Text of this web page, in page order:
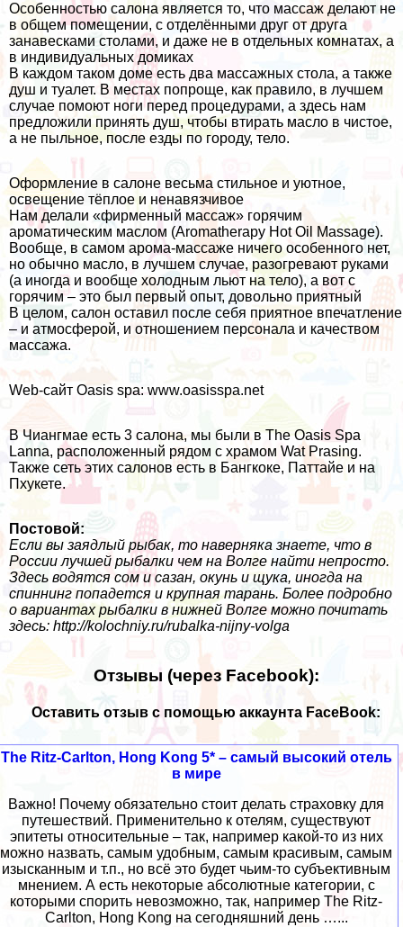
Особенностью салона является то, что массаж делают не
в общем помещении, с отделёнными друг от друга
занавесками столами, и даже не в отдельных комнатах, а
в индивидуальных домиках
В каждом таком доме есть два массажных стола, а также
душ и туалет. В местах попроще, как правило, в лучшем
случае помоют ноги перед процедурами, а здесь нам
предложили принять душ, чтобы втирать масло в чистое,
а не пыльное, после езды по городу, тело.
Оформление в салоне весьма стильное и уютное,
освещение тёплое и ненавязчивое
Нам делали «фирменный массаж» горячим
ароматическим маслом (Aromatherapy Hot Oil Massage).
Вообще, в самом арома-массаже ничего особенного нет,
но обычно масло, в лучшем случае, разогревают руками
(а иногда и вообще холодным льют на тело), а вот с
горячим – это был первый опыт, довольно приятный
В целом, салон оставил после себя приятное впечатление
– и атмосферой, и отношением персонала и качеством
массажа.
Web-сайт Oasis spa: www.oasisspa.net
В Чиангмае есть 3 салона, мы были в The Oasis Spa
Lanna, расположенный рядом с храмом Wat Prasing.
Также сеть этих салонов есть в Бангкоке, Паттайе и на
Пхукете.
Постовой:
Если вы заядлый рыбак, то наверняка знаете, что в
России лучшей рыбалки чем на Волге найти непросто.
Здесь водятся сом и сазан, окунь и щука, иногда на
спиннинг попадется и крупная тарань. Более подробно
о вариантах рыбалки в нижней Волге можно почитать
здесь: http://kolochniy.ru/rubalka-nijny-volga
Отзывы (через Facebook):
Оставить отзыв с помощью аккаунта FaceBook:
The Ritz-Carlton, Hong Kong 5* – самый высокий отель
в мире
Важно! Почему обязательно стоит делать страховку для
путешествий. Применительно к отелям, существуют
эпитеты относительные – так, например какой-то из них
можно назвать, самым удобным, самым красивым, самым
изысканным и т.п., но всё это будет чьим-то субъективным
мнением. А есть некоторые абсолютные категории, с
которыми спорить невозможно, так, например The Ritz-
Carlton, Hong Kong на сегодняшний день …...